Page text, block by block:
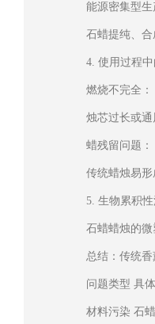
能源密集型生
石蜡提纯、合
4. 使用过程
燃烧不完全：
烛芯过长或通
蜡残留问题：
传统蜡烛易形
5. 生物累积
石蜡蜡烛的
总结：传统
问题类型 具
材料污染 石